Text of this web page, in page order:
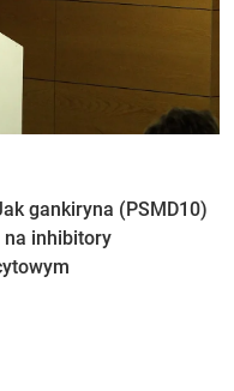
gankiryna (PSMD10)
na inhibitory